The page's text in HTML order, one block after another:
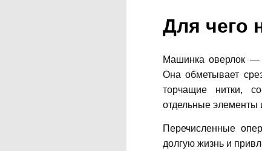
Для чего
Машинка оверлок —
Она обметывает
торчащие нитки,
отдельные элементы
Перечисленные
долгую жизнь и